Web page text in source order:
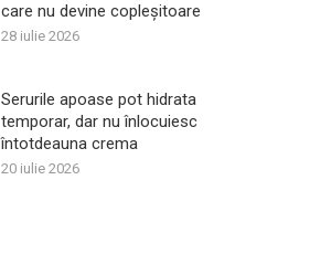
care nu devine copleșitoare
28 iulie 2026
Serurile apoase pot hidrata
temporar, dar nu înlocuiesc
întotdeauna crema
20 iulie 2026